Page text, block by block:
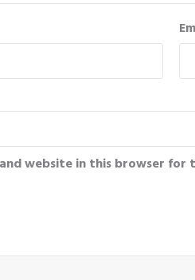
and website in this browser